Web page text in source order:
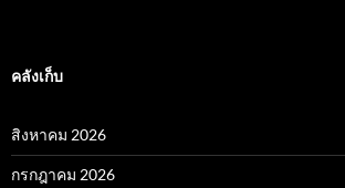
คลังเก็บ
สิงหาคม 2026
กรกฎาคม 2026